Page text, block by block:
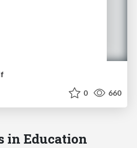
0 660
in Education